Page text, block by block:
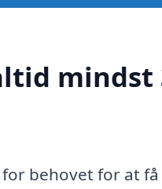
mindst
behovet for at